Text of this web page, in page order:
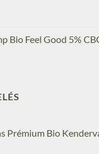
Bio Feel Good 5%
Prémium Bio